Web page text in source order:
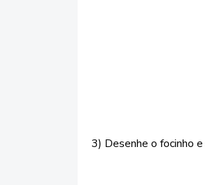
3) Desenhe o focinho